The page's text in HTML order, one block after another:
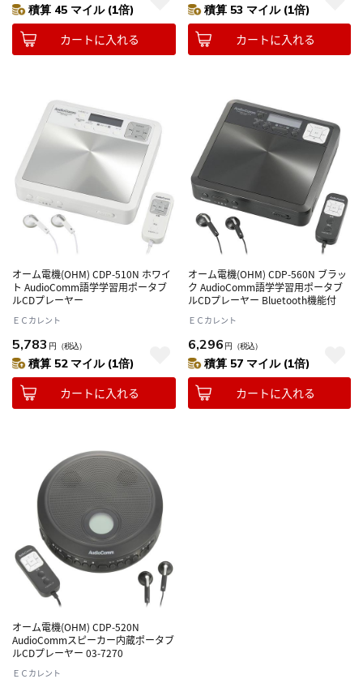
積算 45 マイル (1倍)
カートに入れる
積算 53 マイル (1倍)
カートに入れる
オーム電機(OHM) CDP-510N ホワイ
ト AudioComm語学学習用ポータブ
ルCDプレーヤー
ＥＣカレント
5,783 円 （税込）
積算 52 マイル (1倍)
カートに入れる
オーム電機(OHM) CDP-560N ブラッ
ク AudioComm語学学習用ポータブ
ルCDプレーヤー Bluetooth機能付
ＥＣカレント
6,296 円 （税込）
積算 57 マイル (1倍)
カートに入れる
オーム電機(OHM) CDP-520N
AudioCommスピーカー内蔵ポータブ
ルCDプレーヤー 03-7270
ＥＣカレント